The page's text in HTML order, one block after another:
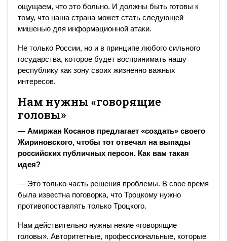
ощущаем, что это больно. И должны быть готовы к
тому, что наша страна может стать следующей
мишенью для информационной атаки.
Не только России, но и в принципе любого сильного
государства, которое будет воспринимать нашу
республику как зону своих жизненно важных
интересов.
Нам нужны «говорящие
головы»
— Амиржан Косанов предлагает «создать» своего
Жириновского, чтобы тот отвечал на выпады
российских публичных персон. Как вам такая
идея?
— Это только часть решения проблемы. В свое время
была известна поговорка, что Троцкому нужно
противопоставлять только Троцкого.
Нам действительно нужны некие «говорящие
головы». Авторитетные, профессиональные, которые